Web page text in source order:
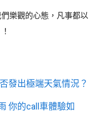
樂觀的心態，凡事都以
發出極端天氣情況？
你的call車體驗如